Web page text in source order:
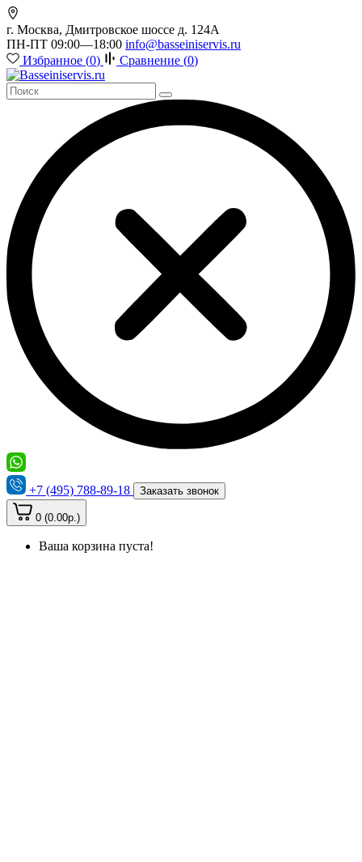
г. Москва, Дмитровское шоссе д. 124А
ПН-ПТ 09:00—18:00 info@basseiniservis.ru
Избранное (0) Сравнение (0)
+7 (495) 788-89-18 Заказать звонок
0 (0.00р.)
Ваша корзина пуста!